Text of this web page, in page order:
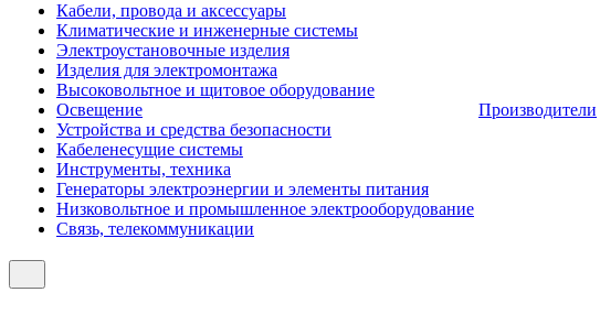
Кабели, провода и аксессуары
Климатические и инженерные системы
Электроустановочные изделия
Изделия для электромонтажа
Высоковольтное и щитовое оборудование
Освещение
Устройства и средства безопасности
Кабеленесущие системы
Инструменты, техника
Генераторы электроэнергии и элементы питания
Низковольтное и промышленное электрооборудование
Связь, телекоммуникации
Производители